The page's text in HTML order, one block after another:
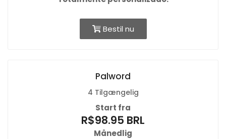
Bestil nu
Palword
4 Tilgængelig
Start fra
R$98.95 BRL
Månedlig